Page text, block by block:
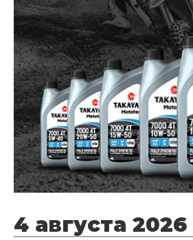
4 августа 2026